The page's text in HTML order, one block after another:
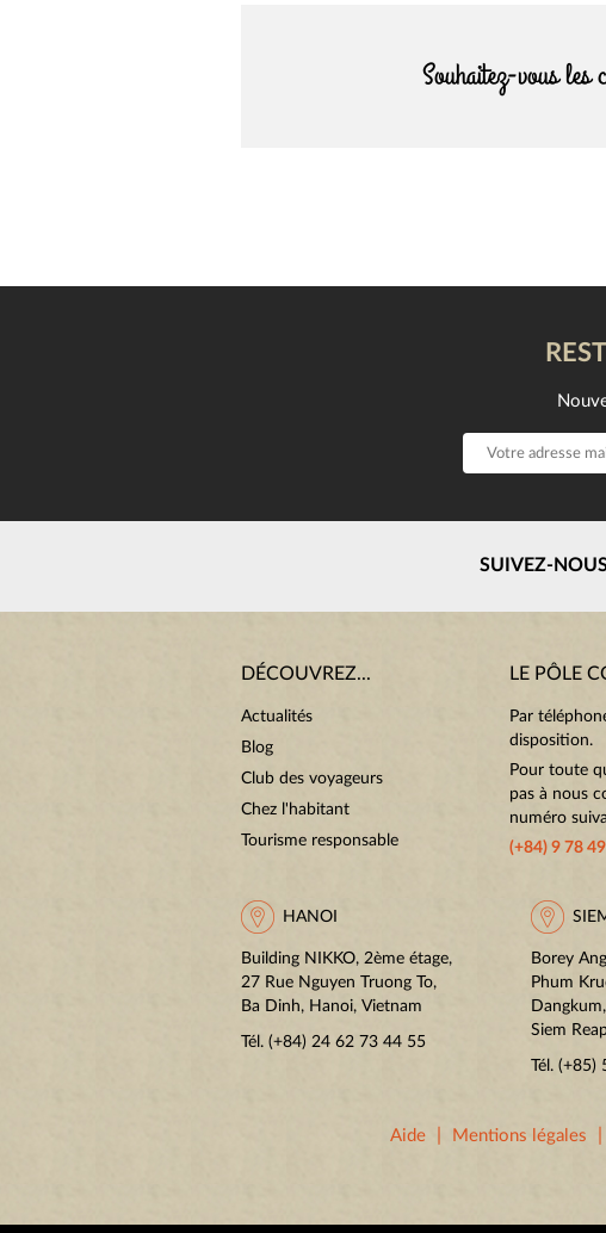
Souhaitez-vous les
SUIVEZ-
DÉCOUVREZ...
Actualités
Blog
Club des voyageurs
Chez l'habitant
Tourisme responsable
LE PÔLE
Par
disposition.
Pour toute
pas à nous
numéro
(+84) 9 78
HANOI
Building NIKKO, 2ème étage,
27 Rue Nguyen Truong To,
Ba Dinh, Hanoi, Vietnam
Tél. (+84) 24 62 73 44 55
Borey
Phum
Dangkum,
Siem
Tél. (+85)
Aide Mentions légales